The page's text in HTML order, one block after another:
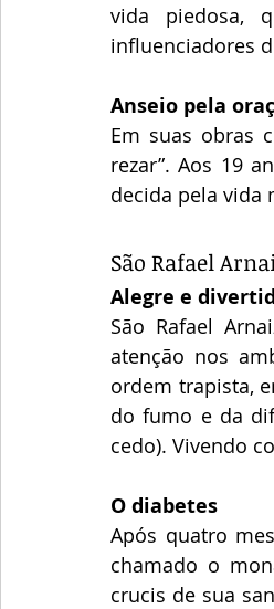
vida piedosa,
influenciadores
Anseio pela
Em suas obras
rezar”. Aos 19
decida pela vida
São Rafael
Alegre e
São Rafael
atenção nos
ordem trapista,
do fumo e da
cedo). Vivendo
O diabetes
Após quatro
chamado o
crucis de sua